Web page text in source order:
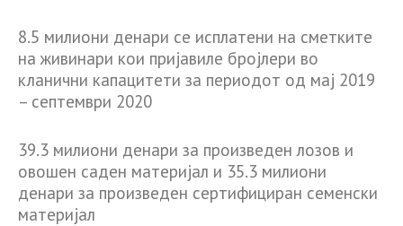
8.5 милиони денари се исплатени на сметките
на живинари кои пријавиле бројлери во
кланични капацитети за периодот од мај 2019
– септември 2020
39.3 милиони денари за произведен лозов и
овошен саден материјал и 35.3 милиони
денари за произведен сертифициран семенски
материјал